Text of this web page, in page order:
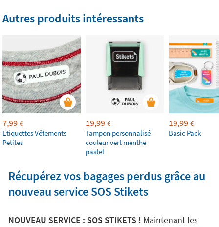
Autres produits intéressants
7,99 €
Etiquettes Vêtements
Petites
19,99 €
Tampon personnalisé
couleur vert menthe
pastel
19,99 €
Basic Pack
Récupérez vos bagages perdus grâce au
nouveau service SOS Stikets
NOUVEAU SERVICE : SOS STIKETS ! Maintenant les